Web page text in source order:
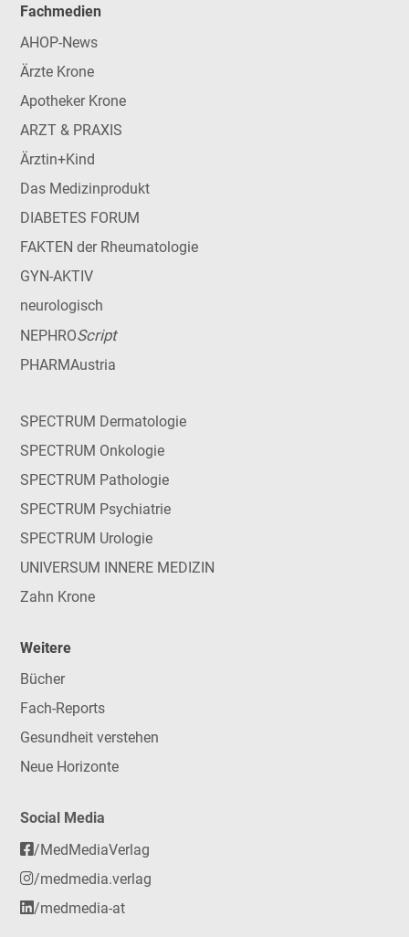
Fachmedien
AHOP-News
Ärzte Krone
Apotheker Krone
ARZT & PRAXIS
Ärztin+Kind
Das Medizinprodukt
DIABETES FORUM
FAKTEN der Rheumatologie
GYN-AKTIV
neurologisch
NEPHROScript
PHARMAustria
SPECTRUM Dermatologie
SPECTRUM Onkologie
SPECTRUM Pathologie
SPECTRUM Psychiatrie
SPECTRUM Urologie
UNIVERSUM INNERE MEDIZIN
Zahn Krone
Weitere
Bücher
Fach-Reports
Gesundheit verstehen
Neue Horizonte
Social Media
/MedMediaVerlag
/medmedia.verlag
/medmedia-at